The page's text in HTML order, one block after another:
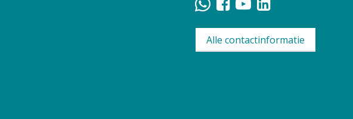
Alle contactinformatie